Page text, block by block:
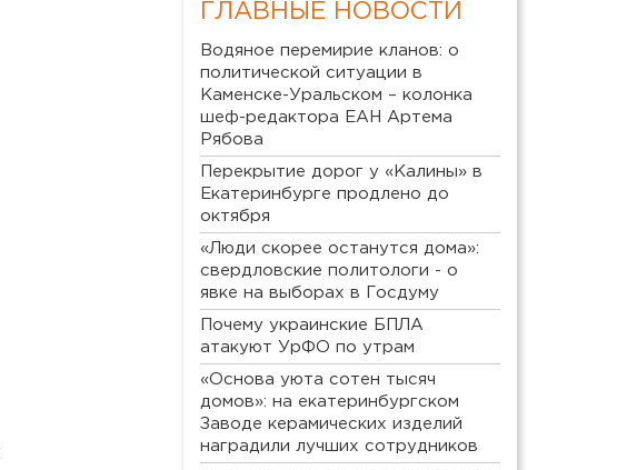
ГЛАВНЫЕ НОВОСТИ
Водяное перемирие кланов: о
политической ситуации в
Каменске-Уральском – колонка
шеф-редактора ЕАН Артема
Рябова
Перекрытие дорог у «Калины» в
Екатеринбурге продлено до
октября
«Люди скорее останутся дома»:
свердловские политологи - о
явке на выборах в Госдуму
Почему украинские БПЛА
атакуют УрФО по утрам
«Основа уюта сотен тысяч
домов»: на екатеринбургском
Заводе керамических изделий
наградили лучших сотрудников